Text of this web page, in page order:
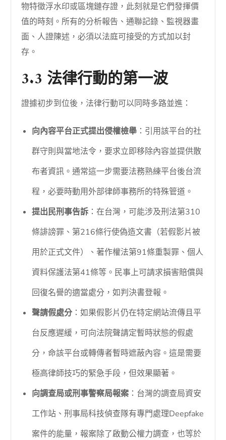
物特徵浮水印或區塊鏈存證，此刻就是它們發揮價
值的時刻。所有的分析報告、通聯記錄、監視器畫
面、人證陳述，必須以法庭可接受的方式加以封
存。
3.3 法律行動的第一波
證據初步到位後，法律行動可以同時多路並進：
向內容平台正式提出侵權檢舉 ：引用該平台的社
群守則與當地法令，要求立即移除內容並提供散
布者資訊。通常這一步需要法務熟練平台後台流
程，必要時動用外部律師事務所的特殊管道。
提出民刑事告訴 ：在台灣，可能涉及刑法第310
條誹謗罪、第216條行使偽造文書（若假影片被
用於正式文件）、著作權法第91條重製罪、個人
資料保護法第41條等。民事上可請求損害賠償與
回復名譽的適當處分，如判決書登報。
聲請假處分：如果假影片仍在特定網站流傳且平
台反應遲緩，可向法院聲請定暫時狀態的假處
分，命該平台或轉傳者暫時遮蔽內容。這是需要
極高律師技巧的緊急手段，但效果顯著。
向調查局或刑事警察局報案 ：台灣的調查局資安
工作站、刑事局科技偵查隊有專門處理Deepfake
案件的能量，報案除了啟動公權力調查，也等於